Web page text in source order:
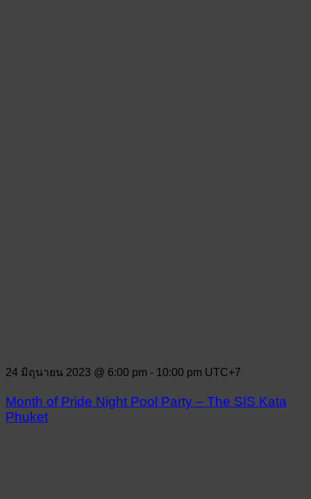
24 มิถุนายน 2023 @ 6:00 pm - 10:00 pm UTC+7
Month of Pride Night Pool Party – The SIS Kata
Phuket